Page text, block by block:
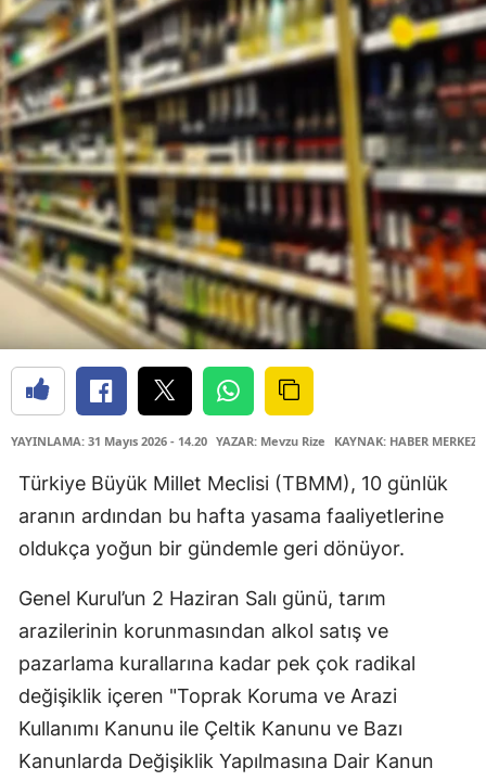
YAYINLAMA: 31 Mayıs 2026 - 14.20 YAZAR: Mevzu Rize KAYNAK: HABER MERKEZİ
Türkiye Büyük Millet Meclisi (TBMM), 10 günlük
aranın ardından bu hafta yasama faaliyetlerine
oldukça yoğun bir gündemle geri dönüyor.
Genel Kurul’un 2 Haziran Salı günü, tarım
arazilerinin korunmasından alkol satış ve
pazarlama kurallarına kadar pek çok radikal
değişiklik içeren "Toprak Koruma ve Arazi
Kullanımı Kanunu ile Çeltik Kanunu ve Bazı
Kanunlarda Değişiklik Yapılmasına Dair Kanun